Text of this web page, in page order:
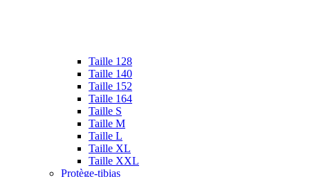
Taille 128
Taille 140
Taille 152
Taille 164
Taille S
Taille M
Taille L
Taille XL
Taille XXL
Protège-tibias